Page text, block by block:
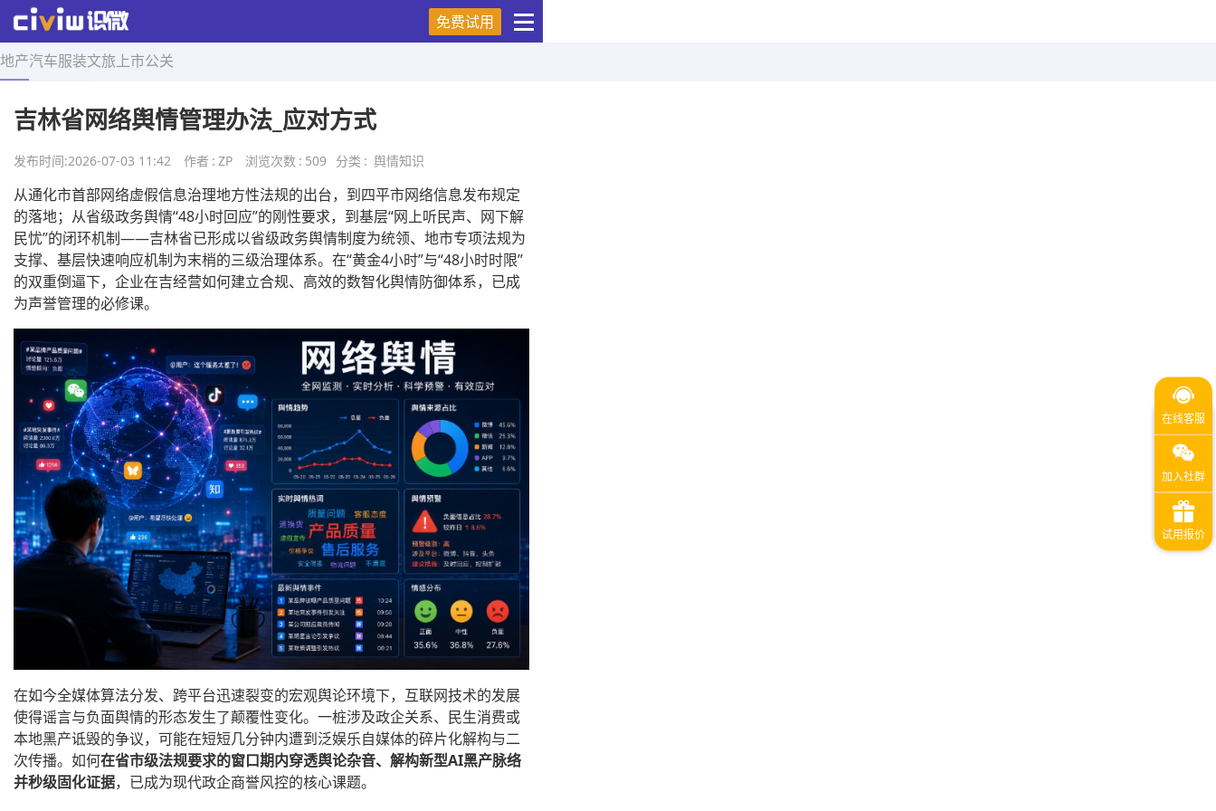
免费试用
地产汽车服装文旅 上市公关
首页 > 舆情知识 > 正文
吉林省网络舆情管理办法_应对方式
发布时间:2026-07-03 11:42 作者 : ZP 浏览次数 : 509 分类 : 舆情知识
从通化市首部网络虚假信息治理地方性法规的出台，到四平市网络信息发布规定
的落地；从省级政务舆情“48小时回应”的刚性要求，到基层“网上听民声、网下解
民忧”的闭环机制——吉林省已形成以省级政务舆情制度为统领、地市专项法规为
支撑、基层快速响应机制为末梢的三级治理体系。在“黄金4小时”与“48小时时限”
的双重倒逼下，企业在吉经营如何建立合规、高效的数智化舆情防御体系，已成
为声誉管理的必修课。
在如今全媒体算法分发、跨平台迅速裂变的宏观舆论环境下，互联网技术的发展
使得谣言与负面舆情的形态发生了颠覆性变化。一桩涉及政企关系、民生消费或
本地黑产诋毁的争议，可能在短短几分钟内遭到泛娱乐自媒体的碎片化解构与二
次传播。如何在省市级法规要求的窗口期内穿透舆论杂音、解构新型AI黑产脉络
并秒级固化证据，已成为现代政企商誉风控的核心课题。